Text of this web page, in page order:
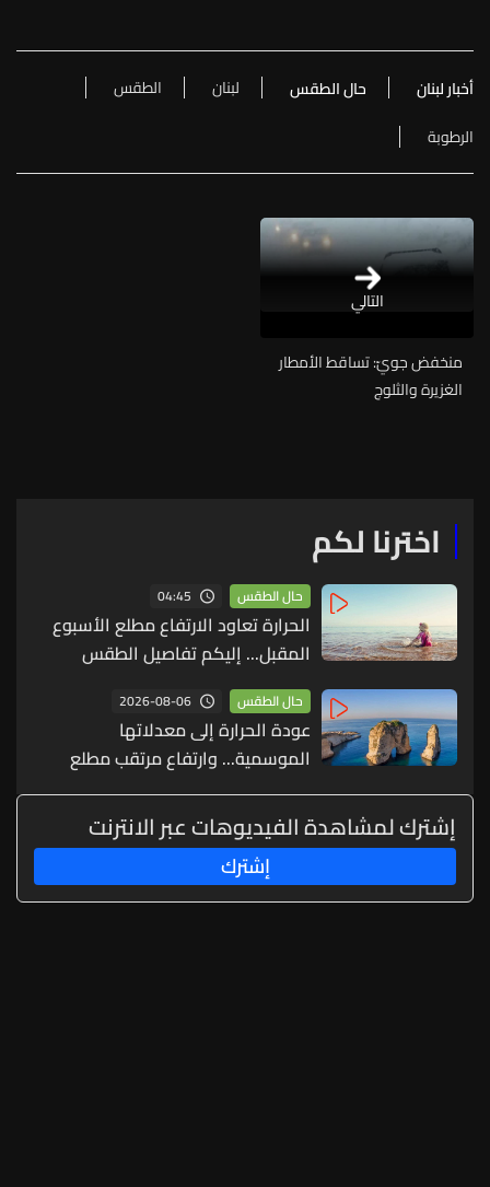
أخبار لبنان حال الطقس لبنان
الطقس
الرطوبة
التالي
منخفض جويّ: تساقط الأمطار
الغزيرة والثلوج
اخترنا لكم
حال الطقس 04:45
الحرارة تعاود الارتفاع مطلع الأسبوع
المقبل... إليكم تفاصيل الطقس
حال الطقس 2026-08-06
عودة الحرارة إلى معدلاتها
الموسمية... وارتفاع مرتقب مطلع
الأسبوع المقبل
إشترك لمشاهدة الفيديوهات عبر الانترنت
إشترك